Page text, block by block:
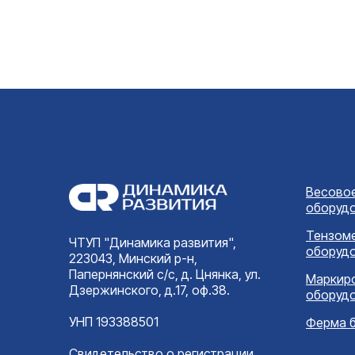
ЧТУП "Динамика развития",
223043, Минский р-н,
Папернянский с/с, д. Цнянка, ул.
Дзержинского, д.17, оф.38.
УНП 193388501
Ферма